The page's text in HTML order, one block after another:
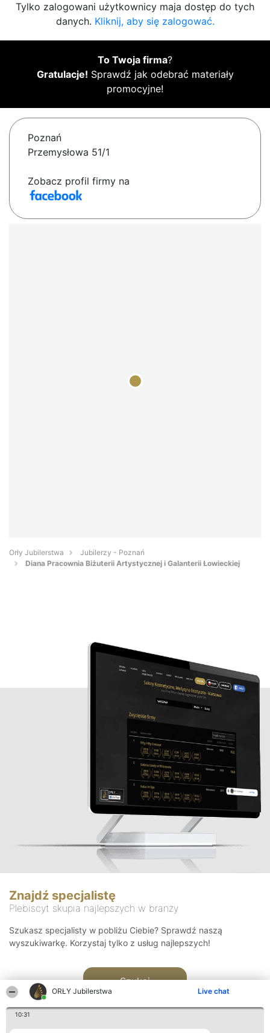
ORŁY Jubilerstwa Live chat
10:31
Tylko zalogowani użytkownicy maja dostęp do tych
danych. Kliknij, aby się zalogować.
To Twoja firma?
Gratulacje! Sprawdź jak odebrać materiały
promocyjne!
Poznań
Przemysłowa 51/1
Zobacz profil firmy na
Orły Jubilerstwa
Jubilerzy - Poznań
Diana Pracownia Biżuterii Artystycznej i Galanterii Łowieckiej
Znajdź specjalistę
Plebiscyt skupia najlepszych w branży
Szukasz specjalisty w pobliżu Ciebie? Sprawdź naszą
wyszukiwarkę. Korzystaj tylko z usług najlepszych!
Szukaj